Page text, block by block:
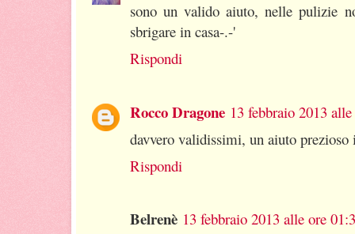
sono un valido aiuto, nelle pulizie
sbrigare in casa-.-'
Rispondi
Rocco Dragone 13 febbraio 2013
davvero validissimi, un aiuto prezioso
Rispondi
Belrenè 13 febbraio 2013 alle ore